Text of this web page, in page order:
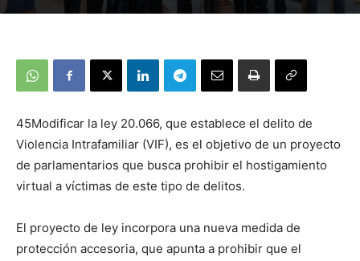
45Modificar la ley 20.066, que establece el delito de
Violencia Intrafamiliar (VIF), es el objetivo de un proyecto
de parlamentarios que busca prohibir el hostigamiento
virtual a víctimas de este tipo de delitos.
El proyecto de ley incorpora una nueva medida de
protección accesoria, que apunta a prohibir que el